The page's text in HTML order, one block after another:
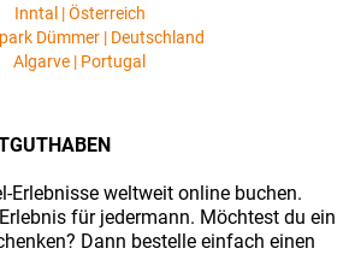
Inntal | Österreich
Dümmer | Deutschland
Algarve | Portugal
Erlebnisse weltweit online buchen.
für jedermann. Möchtest du ein
Dann bestelle einfach einen